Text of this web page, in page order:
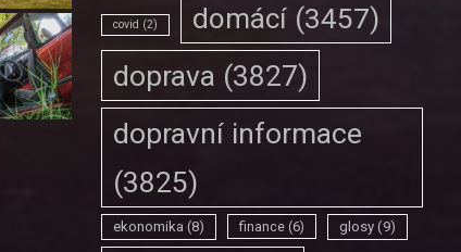
covid (2) domácí (3457)
doprava (3827)
dopravní informace
(3825)
ekonomika (8) finance (6) glosy (9)